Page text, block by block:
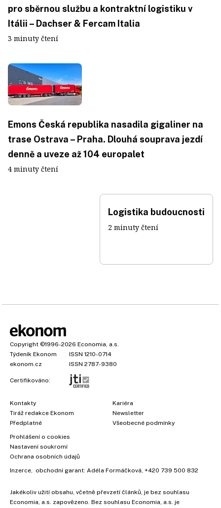
pro sběrnou službu a kontraktní logistiku v
Itálii – Dachser & Fercam Italia
3 minuty čtení
Emons Česká republika nasadila gigaliner na
trase Ostrava – Praha. Dlouhá souprava jezdí
denně a uveze až 104 europalet
4 minuty čtení
Logistika budoucnosti
2 minuty čtení
Copyright ©1996-2026 Economia, a.s.
Týdeník Ekonom
ISSN 1210-0714
ekonom.cz
ISSN 2787-9380
Certifikováno:
Kontakty
Tiráž redakce Ekonom
Předplatné
Kariéra
Newsletter
Všeobecné podmínky
Prohlášení o cookies
Nastavení soukromí
Ochrana osobních údajů
Inzerce , obchodní garant: Adéla Formáčková +420 739 500 832
Jakékoliv užití obsahu, včetně převzetí článků, je bez souhlasu
Economia, a.s. zapovězeno. Bez souhlasu Economia, a.s. je